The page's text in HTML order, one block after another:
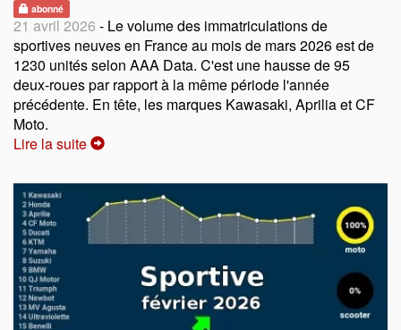
abonné
21 avril 2026 - Le volume des immatriculations de
sportives neuves en France au mois de mars 2026 est de
1230 unités selon AAA Data. C'est une hausse de 95
deux-roues par rapport à la même période l'année
précédente. En tête, les marques Kawasaki, Aprilia et CF
Moto.
Lire la suite